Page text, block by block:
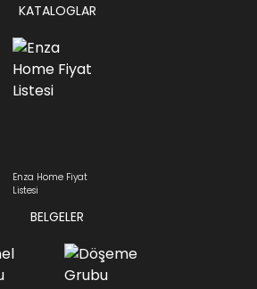
KATALOGLAR
Enza Home Fiyat
Listesi
BELGELER